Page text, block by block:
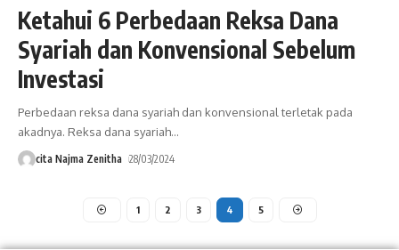
Ketahui 6 Perbedaan Reksa Dana
Syariah dan Konvensional Sebelum
Investasi
Perbedaan reksa dana syariah dan konvensional terletak pada
akadnya. Reksa dana syariah…
cita Najma Zenitha 28/03/2024
1 2 3 4 5